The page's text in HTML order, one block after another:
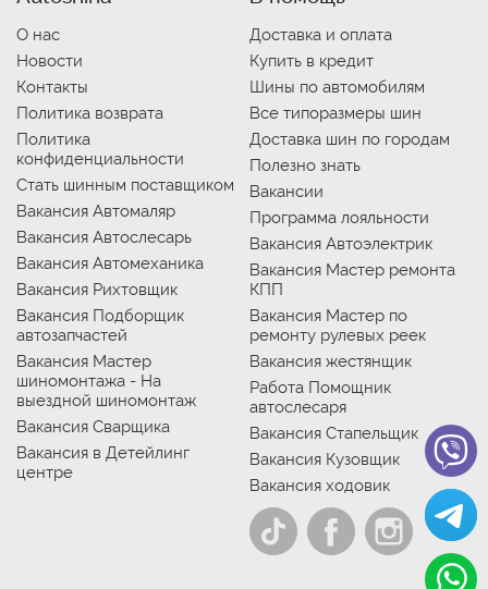
О нас
Новости
Контакты
Политика возврата
Политика
конфиденциальности
Стать шинным поставщиком
Вакансия Автомаляр
Вакансия Автослесарь
Вакансия Автомеханика
Вакансия Рихтовщик
Вакансия Подборщик
автозапчастей
Вакансия Мастер
шиномонтажа - На
выездной шиномонтаж
Вакансия Сварщика
Вакансия в Детейлинг
центре
Доставка и оплата
Купить в кредит
Шины по автомобилям
Все типоразмеры шин
Доставка шин по городам
Полезно знать
Вакансии
Программа лояльности
Вакансия Автоэлектрик
Вакансия Мастер ремонта
КПП
Вакансия Мастер по
ремонту рулевых реек
Вакансия жестянщик
Работа Помощник
автослесаря
Вакансия Стапельщик
Вакансия Кузовщик
Вакансия ходовик